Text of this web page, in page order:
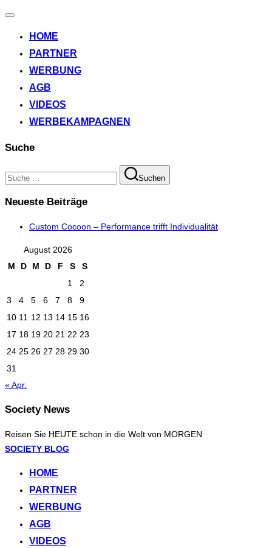
Navigation
HOME
PARTNER
WERBUNG
AGB
VIDEOS
WERBEKAMPAGNEN
Suche
Suchen
nach:
Suchen
Neueste Beiträge
Custom Cocoon – Performance trifft Individualität
August 2026
M
D M D F S
S
1
2
3
4 5 6 7 8
9
10 11 12 13 14 15 16
17 18 19 20 21 22 23
24 25 26 27 28 29 30
31
« Apr.
Society News
Reisen Sie HEUTE schon in die Welt von MORGEN
Zum
springen
SOCIETY BLOG
HOME
PARTNER
WERBUNG
AGB
VIDEOS